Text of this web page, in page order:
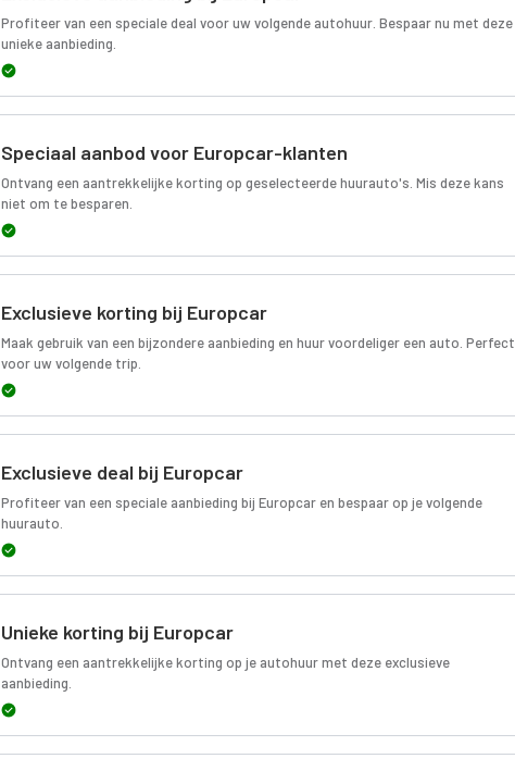
Profiteer van een speciale deal voor uw volgende autohuur. Bespaar nu met deze
unieke aanbieding.
Speciaal aanbod voor Europcar-klanten
Ontvang een aantrekkelijke korting op geselecteerde huurauto's. Mis deze kans
niet om te besparen.
Exclusieve korting bij Europcar
Maak gebruik van een bijzondere aanbieding en huur voordeliger een auto. Perfect
voor uw volgende trip.
Exclusieve deal bij Europcar
Profiteer van een speciale aanbieding bij Europcar en bespaar op je volgende
huurauto.
Unieke korting bij Europcar
Ontvang een aantrekkelijke korting op je autohuur met deze exclusieve
aanbieding.